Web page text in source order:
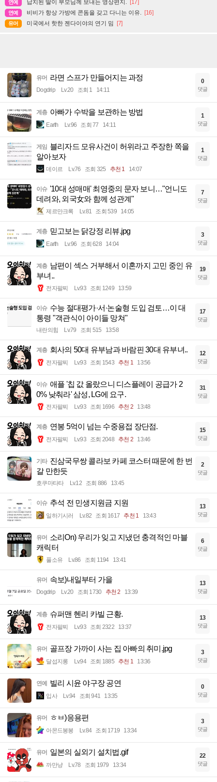
연예 납치된 딸이 부모님께 보내는 영상편지. [17]
연예 비비가 항상 가방에 콘돔을 갖고 다니는 이유. [16]
유머 미국에서 핫한 젠다이야의 연기 밈 [7]
유머 라면 스프가 만들어지는 과정
Dogdrip Lv.20 조회 1 14:11
0
댓글
계층 아빠가 수박을 보관하는 방법
Earth Lv.96 조회 77 14:11
1
댓글
게임
블리자드 모유사건이 허위라고 주장한 쪽을
알아보자
데이르 Lv.76 조회 325 추천 1 14:07
1
댓글
이슈 '10대 성매매' 최영중의 문자 보니…"언니도
데려와, 외국女와 함께 성관계"
제르만크록 Lv.81 조회 539 14:05
7
댓글
계층 믿고보는 닭강정 리뷰.jpg
Earth Lv.96 조회 628 14:04
3
댓글
계층 남편이 섹스 거부해서 이혼까지 고민 중인 유
부녀..
전자팔찌 Lv.93 조회 1249 13:59
19
댓글
이슈 수능 절대평가·서·논술형 도입 검토…이 대
통령 "객관식이 아이들 망쳐"
내란의힘 Lv.79 조회 515 13:58
17
댓글
계층 회사의 50대 유부남과 바람핀 30대 유부녀..
전자팔찌 Lv.93 조회 1543 추천 1 13:56
12
댓글
이슈 애플 '칩 값 올랐으니 디스플레이 공급가 2
0% 낮춰라' 삼성, LG에 요구.
전자팔찌 Lv.93 조회 1696 추천 2 13:48
31
댓글
계층 연봉 5억이 넘는 수중용접 장단점.
전자팔찌 Lv.93 조회 2048 추천 2 13:46
15
댓글
기타 진삼국무쌍 콜라보 카페 코스터 때문에 한 번
갈 만한듯
호쿠마타타 Lv.12 조회 886 13:45
2
댓글
이슈 추석 전 민생지원금 지원
일하기시러 Lv.82 조회 1617 추천 1 13:43
13
댓글
유머 소리On) 우리가 잊고 지냈던 충격적인 마블
캐릭터
풀소유 Lv.86 조회 1194 13:41
6
댓글
유머 속보)내일부터 가을
Dogdrip Lv.20 조회 1730 추천 2 13:39
13
댓글
계층 슈퍼맨 헨리 카빌 근황.
전자팔찌 Lv.93 조회 2322 13:37
13
댓글
유머 골프장 가까이 사는 집 아빠의 취미.jpg
달섭지롱 Lv.94 조회 1885 추천 1 13:36
3
댓글
연예 빌리 시윤 야구장 공연
입사 Lv.94 조회 941 13:35
0
댓글
유머 ㅎㅂ)응용편
아몬드봉봉 Lv.84 조회 1719 13:34
3
댓글
유머 일본의 실외기 설치법.gif
까만냥 Lv.78 조회 1979 13:34
22
댓글